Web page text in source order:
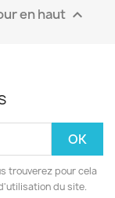
en haut 
trouverez pour cela
du site.